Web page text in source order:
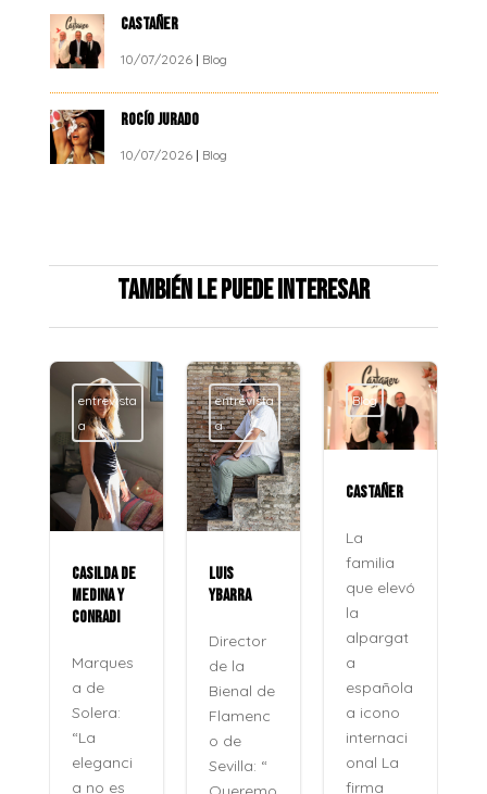
CASTAÑER
10/07/2026| Blog
ROCÍO JURADO
10/07/2026| Blog
También le puede interesar
entrevista
a
CASILDA DE
MEDINA Y
CONRADI
Marques
a de
Solera:
“La
eleganci
a no es
entrevista
a
LUIS
YBARRA
Director
de la
Bienal de
Flamenc
o de
Sevilla: “
Blog
CASTAÑER
La
familia
que elevó
la
alpargat
a
española
a icono
internaci
onal La
firma